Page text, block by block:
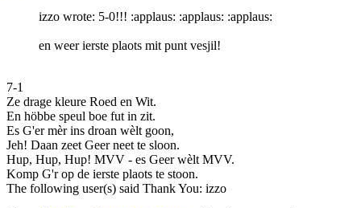
izzo wrote: 5-0!!! :applaus: :applaus: :applaus:
en weer ierste plaots mit punt vesjil!
7-1
Ze drage kleure Roed en Wit.
En höbbe speul boe fut in zit.
Es G'er mèr ins droan wèlt goon,
Jeh! Daan zeet Geer neet te sloon.
Hup, Hup, Hup! MVV - es Geer wèlt MVV.
Komp G'r op de ierste plaots te stoon.
The following user(s) said Thank You: izzo